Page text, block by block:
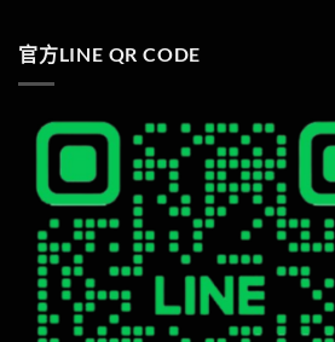
官方LINE QR CODE